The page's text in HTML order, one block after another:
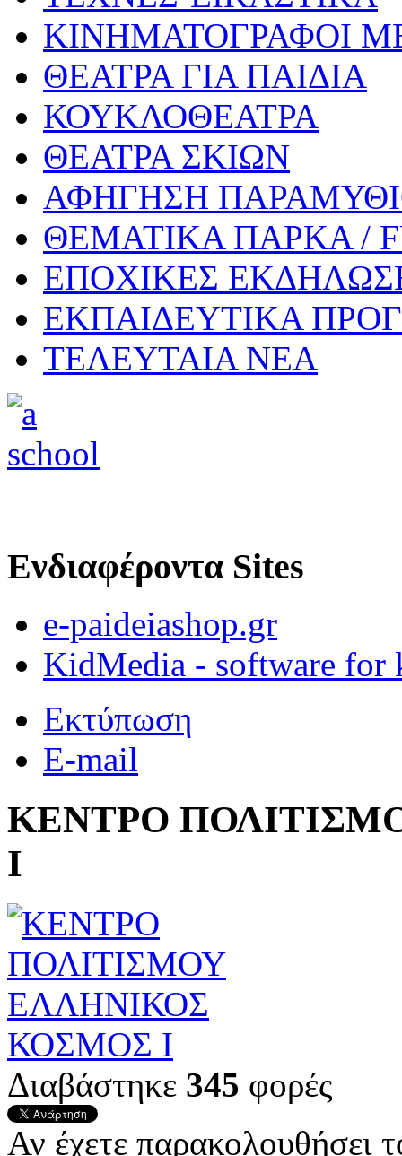
ΚΙΝΗΜΑΤΟΓΡΑΦΟΙ
ΘΕΑΤΡΑ ΓΙΑ ΠΑΙΔΙΑ
ΚΟΥΚΛΟΘΕΑΤΡΑ
ΘΕΑΤΡΑ ΣΚΙΩΝ
ΑΦΗΓΗΣΗ
ΘΕΜΑΤΙΚΑ ΠΑΡΚΑ /
ΕΠΟΧΙΚΕΣ
ΕΚΠΑΙΔΕΥΤΙΚΑ
ΤΕΛΕΥΤΑΙΑ ΝΕΑ
Ενδιαφέροντα Sites
e-paideiashop.gr
KidMedia - software for
Εκτύπωση
E-mail
ΚΕΝΤΡΟ
Ι
Διαβάστηκε 345 φορές
Αν έχετε παρακολουθήσει